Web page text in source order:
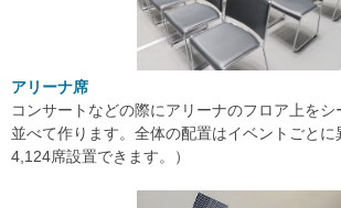
アリーナ席
コンサートなどの際にアリーナのフロア上を
並べて作ります。全体の配置はイベントごと
4,124席設置できます。）